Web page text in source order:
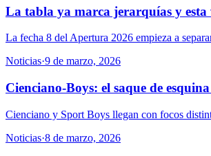
La tabla ya marca jerarquías y esta
La fecha 8 del Apertura 2026 empieza a
Noticias·9 de marzo, 2026
Cienciano-Boys: el saque de
Cienciano y Sport Boys llegan con focos
Noticias·8 de marzo, 2026